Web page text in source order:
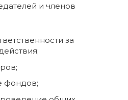
и членов
за
фондов;